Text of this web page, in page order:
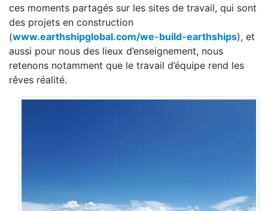
ces moments partagés sur les sites de travail, qui sont
des projets en construction
(www.earthshipglobal.com/we-build-earthships), et
aussi pour nous des lieux d’enseignement, nous
retenons notamment que le travail d’équipe rend les
rêves réalité.